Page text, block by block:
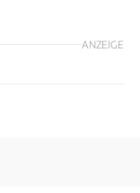
ANZEIGE